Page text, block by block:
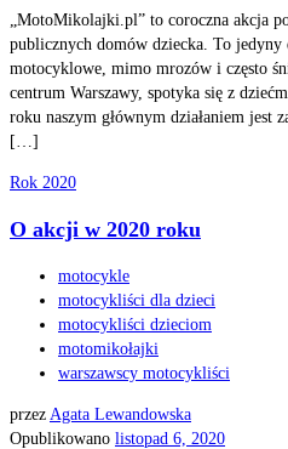
„MotoMikolajki.pl” to coroczna akcja
publicznych domów dziecka. To
motocyklowe, mimo mrozów i często
centrum Warszawy, spotyka się z
roku naszym głównym działaniem jest
[…]
Rok 2020
O akcji w 2020 roku
motocykle
motocykliści dla dzieci
motocykliści dzieciom
motomikołajki
warszawscy motocykliści
przez Agata Lewandowska
Opublikowano listopad 6, 2020